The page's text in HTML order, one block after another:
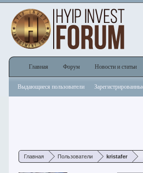
Главная Пользователи kristafer
Главная Форум Новости и статьи
Выдающиеся пользователи